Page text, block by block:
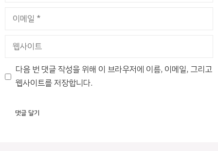
트
다음 번 댓글 작성을 위해 이 브라우저에 이름, 이메일, 그리고
웹사이트를 저장합니다.